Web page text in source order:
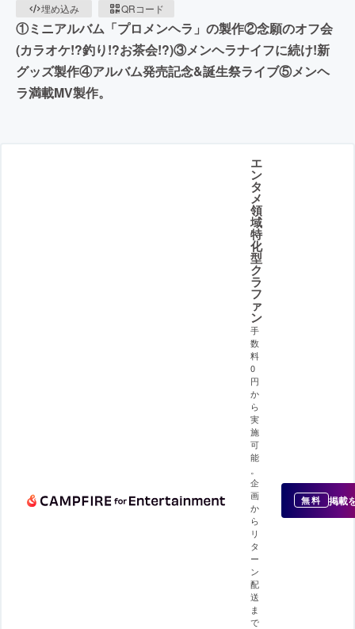
埋め込み
QRコード
①ミニアルバム「プロメンヘラ」の製作②念願のオフ会
(カラオケ!?釣り!?お茶会!?)③メンヘラナイフに続け!新
グッズ製作④アルバム発売記念&誕生祭ライブ⑤メンヘ
ラ満載MV製作。
エ
ン
タ
メ
領
域
特
化
型
ク
ラ
フ
ァ
ン
手
数
料
0
円
か
ら
実
施
可
能
企
画
か
ら
リ
タ
ー
ン
配
送
ま
で
無料 掲載